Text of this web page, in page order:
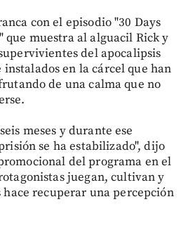
con el episodio "30 Days
muestra al alguacil Rick y
del apocalipsis
en la cárcel que han
de una calma que no
meses y durante ese
se ha estabilizado", dijo
del programa en el
juegan, cultivan y
hace recuperar una percepción